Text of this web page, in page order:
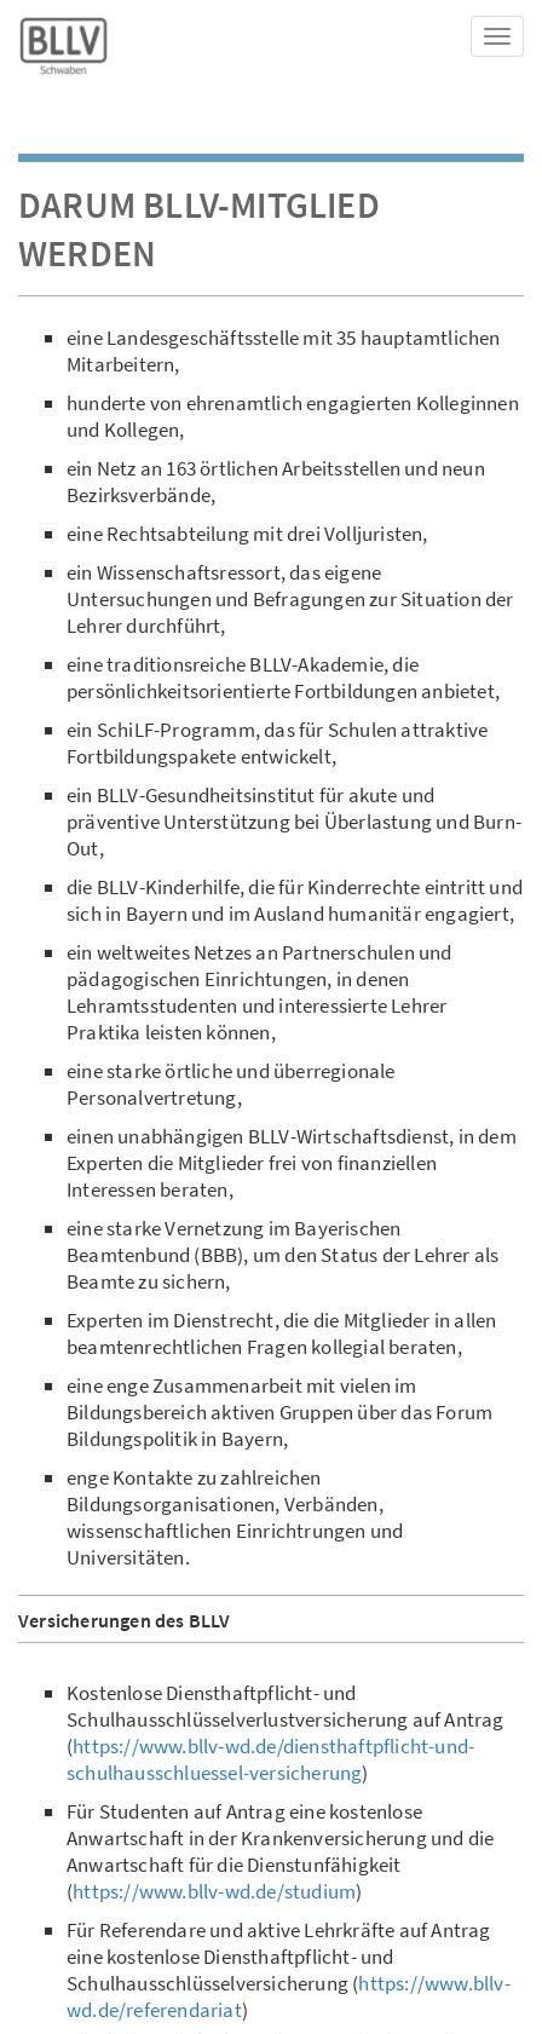
DARUM BLLV-MITGLIED
WERDEN
eine Landesgeschäftsstelle mit 35 hauptamtlichen
Mitarbeitern,
hunderte von ehrenamtlich engagierten Kolleginnen
und Kollegen,
ein Netz an 163 örtlichen Arbeitsstellen und neun
Bezirksverbände,
eine Rechtsabteilung mit drei Volljuristen,
ein Wissenschaftsressort, das eigene
Untersuchungen und Befragungen zur Situation der
Lehrer durchführt,
eine traditionsreiche BLLV-Akademie, die
persönlichkeitsorientierte Fortbildungen anbietet,
ein SchiLF-Programm, das für Schulen attraktive
Fortbildungspakete entwickelt,
ein BLLV-Gesundheitsinstitut für akute und
präventive Unterstützung bei Überlastung und Burn-
Out,
die BLLV-Kinderhilfe, die für Kinderrechte eintritt und
sich in Bayern und im Ausland humanitär engagiert,
ein weltweites Netzes an Partnerschulen und
pädagogischen Einrichtungen, in denen
Lehramtsstudenten und interessierte Lehrer
Praktika leisten können,
eine starke örtliche und überregionale
Personalvertretung,
einen unabhängigen BLLV-Wirtschaftsdienst, in dem
Experten die Mitglieder frei von finanziellen
Interessen beraten,
eine starke Vernetzung im Bayerischen
Beamtenbund (BBB), um den Status der Lehrer als
Beamte zu sichern,
Experten im Dienstrecht, die die Mitglieder in allen
beamtenrechtlichen Fragen kollegial beraten,
eine enge Zusammenarbeit mit vielen im
Bildungsbereich aktiven Gruppen über das Forum
Bildungspolitik in Bayern,
enge Kontakte zu zahlreichen
Bildungsorganisationen, Verbänden,
wissenschaftlichen Einrichtrungen und
Universitäten.
Versicherungen des BLLV
Kostenlose Diensthaftpflicht- und
Schulhausschlüsselverlustversicherung auf Antrag
(https://www.bllv-wd.de/diensthaftpflicht-und-
schulhausschluessel-versicherung)
Für Studenten auf Antrag eine kostenlose
Anwartschaft in der Krankenversicherung und die
Anwartschaft für die Dienstunfähigkeit
(https://www.bllv-wd.de/studium)
Für Referendare und aktive Lehrkräfte auf Antrag
eine kostenlose Diensthaftpflicht- und
Schulhausschlüsselversicherung (https://www.bllv-
wd.de/referendariat)